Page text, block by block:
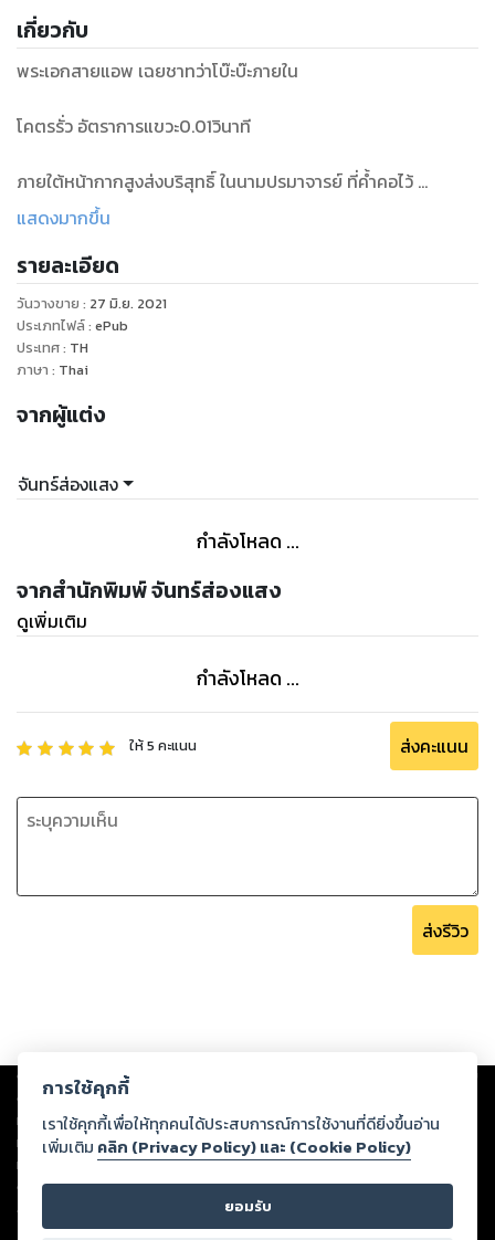
เกี่ยวกับ
พระเอกสายแอพ เฉยชาทว่าโบ๊ะบ๊ะภายใน
โคตรรั่ว อัตราการแขวะ0.01วินาที
ภายใต้หน้ากากสูงส่งบริสุทธิ์ ในนามปรมาจารย์ ที่ค้ำคอไว้
เช่นไร
พบกับนิยายแนว ขุนเขาจอมยุทธ์
บุญคุณความแค้น แต่พระเอกสายฮา
สะกดกลั้นความอาไว้ภายใต้หน้ากากหล่อเหลา
อย่าเผลอนินทาอย่าเผลอหลงรัก
เพราะปรมาจารย์ท่านนี้อ่านใจคนออก
แสดงมากขึ้น
รายละเอียด
วันวางขาย : 27 มิ.ย. 2021
ประเภทไฟล์: ePub
ประเทศ: TH
ภาษา : Thai
จากผู้แต่ง
จันทร์ส่องแสง
กำลังโหลด ...
จากสำนักพิมพ์ จันทร์ส่องแสง
ดูเพิ่มเติม
กำลังโหลด ...
ให้5 คะแนน ส่งคะแนน
ส่งรีวิว
Copyright © 2026
ต่อผลงานหรือเนื้อหาใดที่อัปโหลดผ่านเว็บไซต์และปรากฏว่าละเมิดสิทธิใน
ทรัพย์สินทางปัญญาของบุคคลอื่นหรือขัดต่อกฎหมายและศีลธรรม ดังนั้น ผู้อ่าน
ทุกท่านโปรดใช้วิจารณญาณในการกลั่นกรองด้วยตนเอง และหากท่านพบว่าส่วน
หนึ่งส่วนใดขัดต่อกฎหมายและศีลธรรม กรุณาแจ้งมายังบริษัท เพื่อทีมงานจะได้
ดำเนินการในทันที ทั้งนี้ ทางสตอรี่ล็อกขอสงวนลิขสิทธิ์ตามพระราชบัญญัติ
ลิขสิทธิ์ พ.ศ. 2537 (ฉบับล่าสุด)
การใช้คุกกี้
เราใช้คุกกี้เพื่อให้ทุกคนได้ประสบการณ์การใช้งานที่ดียิ่งขึ้นอ่าน
เพิ่มเติม คลิก (Privacy Policy) และ (Cookie Policy)
ยอมรับ